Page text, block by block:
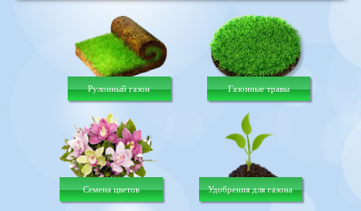
Рулонный газон Газонные травы
Семена цветов Удобрения для газона